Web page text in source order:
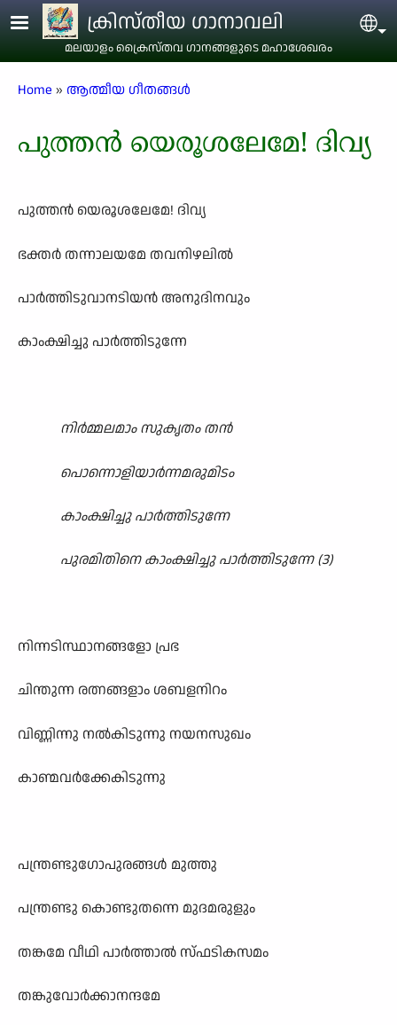
Skip to main contentക്രിസ്തീയ ഗാനാവലി
മലയാളം ക്രൈസ്തവ ഗാനങ്ങളുടെ മഹാശേഖരം
Breadcrumb
Home ആത്മീയ ഗീതങ്ങൾ
പുത്തൻ യെരൂശലേമേ! ദിവ്യ
പുത്തൻ യെരൂശലേമേ! ദിവ്യ
ഭക്തർ തന്നാലയമേ തവനിഴലിൽ
പാർത്തിടുവാനടിയൻ അനുദിനവും
കാംക്ഷിച്ചു പാർത്തിടുന്നേ
നിർമ്മലമാം സുകൃതം തൻ
പൊന്നൊളിയാർന്നമരുമിടം
കാംക്ഷിച്ചു പാർത്തിടുന്നേ
പുരമിതിനെ കാംക്ഷിച്ചു പാർത്തിടുന്നേ (3)
നിന്നടിസ്ഥാനങ്ങളോ പ്രഭ
ചിന്തുന്ന രത്നങ്ങളാം ശബളനിറം
വിണ്ണിന്നു നൽകിടുന്നു നയനസുഖം
കാണ്മവർക്കേകിടുന്നു
പന്ത്രണ്ടുഗോപുരങ്ങൾ മുത്തു
പന്ത്രണ്ടു കൊണ്ടുതന്നെ മുദമരുളും
തങ്കമേ വീഥി പാർത്താൽ സ്ഫടികസമം
തങ്കുവോർക്കാനന്ദമേ